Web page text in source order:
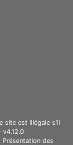
site est illégale s'il
Présentation des